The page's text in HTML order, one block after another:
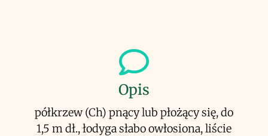
Opis
półkrzew (Ch) pnący lub płożący się, do
1,5 m dł., łodyga słabo owłosiona, liście